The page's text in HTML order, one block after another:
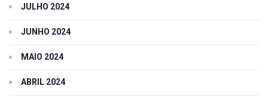
JULHO 2024
JUNHO 2024
MAIO 2024
ABRIL 2024